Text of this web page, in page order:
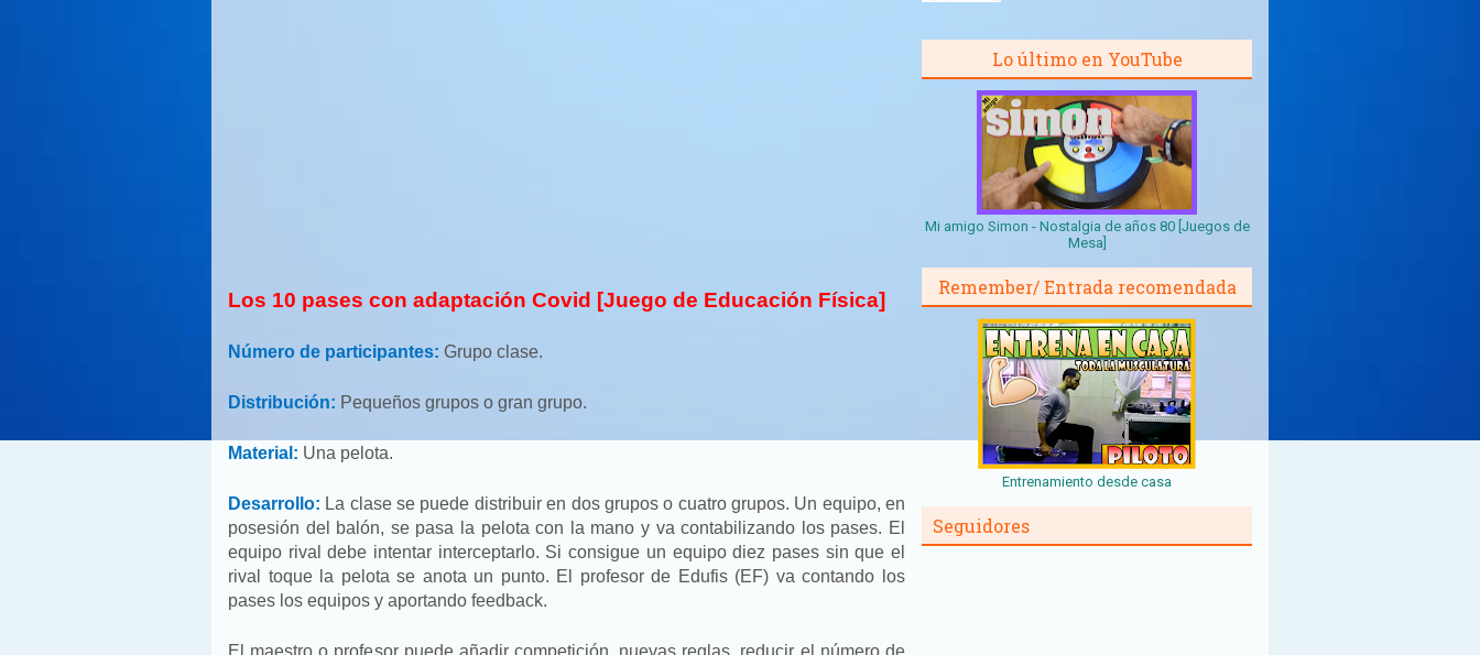
Los 10 pases con adaptación Covid [Juego de Educación Física]
Número de participantes: Grupo clase.
Distribución: Pequeños grupos o gran grupo.
Material: Una pelota.
Desarrollo: La clase se puede distribuir en dos grupos o cuatro grupos. Un equipo, en
posesión del balón, se pasa la pelota con la mano y va contabilizando los pases. El
equipo rival debe intentar interceptarlo. Si consigue un equipo diez pases sin que el
rival toque la pelota se anota un punto. El profesor de Edufis (EF) va contando los
pases los equipos y aportando feedback.
El maestro o profesor puede añadir competición, nuevas reglas, reducir el número de
Lo último en YouTube
Mi amigo Simon - Nostalgia de años 80 [Juegos de
Mesa]
Remember/ Entrada recomendada
Entrenamiento desde casa
Seguidores